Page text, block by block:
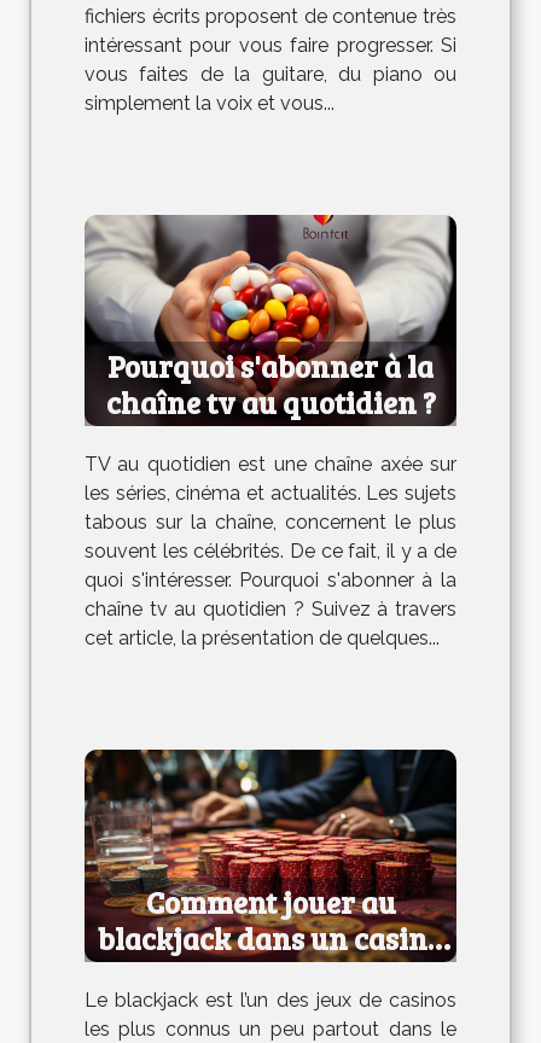
fichiers écrits proposent de contenue très
intéressant pour vous faire progresser. Si
vous faites de la guitare, du piano ou
simplement la voix et vous...
Pourquoi s'abonner à la
chaîne tv au quotidien ?
TV au quotidien est une chaîne axée sur
les séries, cinéma et actualités. Les sujets
tabous sur la chaîne, concernent le plus
souvent les célébrités. De ce fait, il y a de
quoi s'intéresser. Pourquoi s'abonner à la
chaîne tv au quotidien ? Suivez à travers
cet article, la présentation de quelques...
Comment jouer au
blackjack dans un casino
?
Le blackjack est l’un des jeux de casinos
les plus connus un peu partout dans le